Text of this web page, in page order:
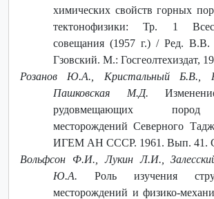
химических свойств горных
тектонофизики: Тр. 1
совещания (1957 г.) / Ред.
Гзовский. М.: Госгеолтехиздат,
Розанов Ю.А., Кристальный Б.В.,
Пашковская М.Д.
рудовмещающих пород
месторождений Северного
ИГЕМ АН СССР. 1961. Вып. 41.
Вольфсон Ф.И., Лукин Л.И.,
Ю.А. Роль изучения
месторождений и физико-